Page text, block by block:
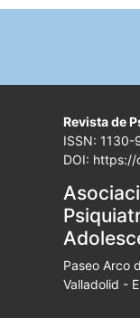
Revista de
ISSN: 1130-
DOI:
Paseo Arco
Valladolid -